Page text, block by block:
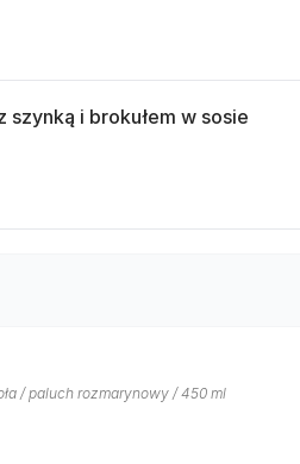
szynką i brokułem w sosie
/ paluch rozmarynowy / 450 ml